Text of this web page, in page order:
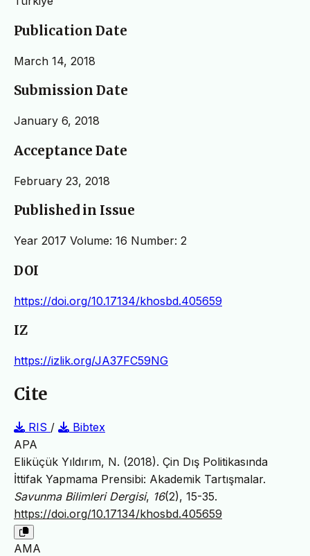
Publication Date
March 14, 2018
Submission Date
January 6, 2018
Acceptance Date
February 23, 2018
Published in Issue
Year 2017 Volume: 16 Number: 2
DOI
https://doi.org/10.17134/khosbd.405659
IZ
https://izlik.org/JA37FC59NG
Cite
RIS /
Bibtex
APA
Eliküçük Yıldırım, N. (2018). Çin Dış Politikasında
İttifak Yapmama Prensibi: Akademik Tartışmalar.
Savunma Bilimleri Dergisi, 16(2), 15-35.
https://doi.org/10.17134/khosbd.405659
AMA